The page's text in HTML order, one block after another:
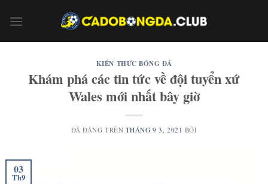
đến
KIẾN THỨC BÓNG ĐÁ
Khám phá các tin tức về đội tuyển xứ
Wales mới nhất bây giờ
ĐÃ ĐĂNG TRÊN THÁNG 9 3, 2021 BỞI
03
Th9